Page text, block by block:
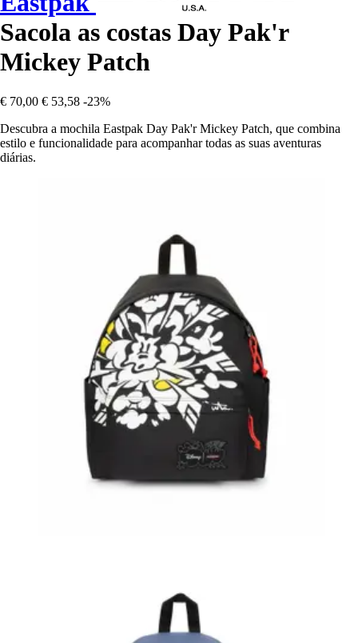
Sacola as costas Day Pak'r
Mickey Patch
€ 70,00 € 53,58 -23%
Descubra a mochila Eastpak Day Pak'r Mickey Patch, que combina
estilo e funcionalidade para acompanhar todas as suas aventuras
diárias.